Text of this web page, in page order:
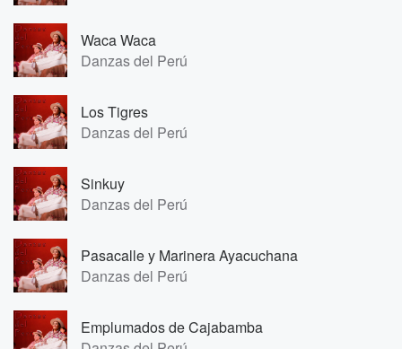
Waca Waca
Danzas del Perú
Los Tigres
Danzas del Perú
Sinkuy
Danzas del Perú
Pasacalle y Marinera Ayacuchana
Danzas del Perú
Emplumados de Cajabamba